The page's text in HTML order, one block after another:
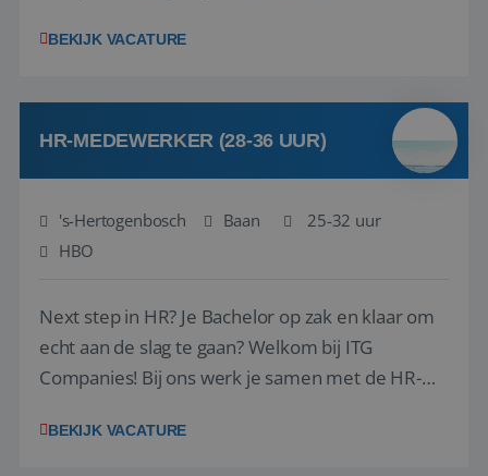
stappen gemaakt. Er liggen diverse vraagstukken
aan kan leveren. Daarnaast ...
BEKIJK VACATURE
HR-MEDEWERKER (28-36 UUR)
's-Hertogenbosch Baan
25-32 uur
HBO
Next step in HR? Je Bachelor op zak en klaar om
echt aan de slag te gaan? Welkom bij ITG
Companies! Bij ons werk je samen met de HR-
de collega's. Onze collega's werken op locatie
BEKIJK VACATURE